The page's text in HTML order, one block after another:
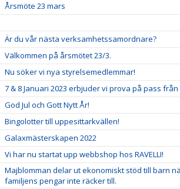
Årsmöte 23 mars
Är du vår nästa verksamhetssamordnare?
Välkommen på årsmötet 23/3.
Nu söker vi nya styrelsemedlemmar!
7 & 8 Januari 2023 erbjuder vi prova på pass från
God Jul och Gott Nytt År!
Bingolotter till uppesittarkvällen!
Galaxmästerskapen 2022
Vi har nu startat upp webbshop hos RAVELLI!
Majblomman delar ut ekonomiskt stöd till barn
familjens pengar inte räcker till.